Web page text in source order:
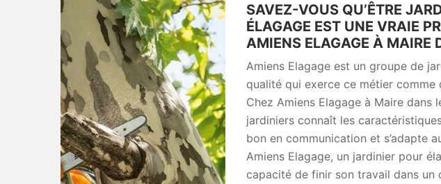
SAVEZ-VOUS QU’ÊTRE
ÉLAGAGE EST UNE VRAIE
AMIENS ELAGAGE À MAIRE
Amiens Elagage est un groupe de
qualité qui exerce ce métier comme
Chez Amiens Elagage à Maire dans
jardiniers connaît les
bon en communication et s’adapte
Amiens Elagage, un jardinier pour
capacité de finir son travail dans un